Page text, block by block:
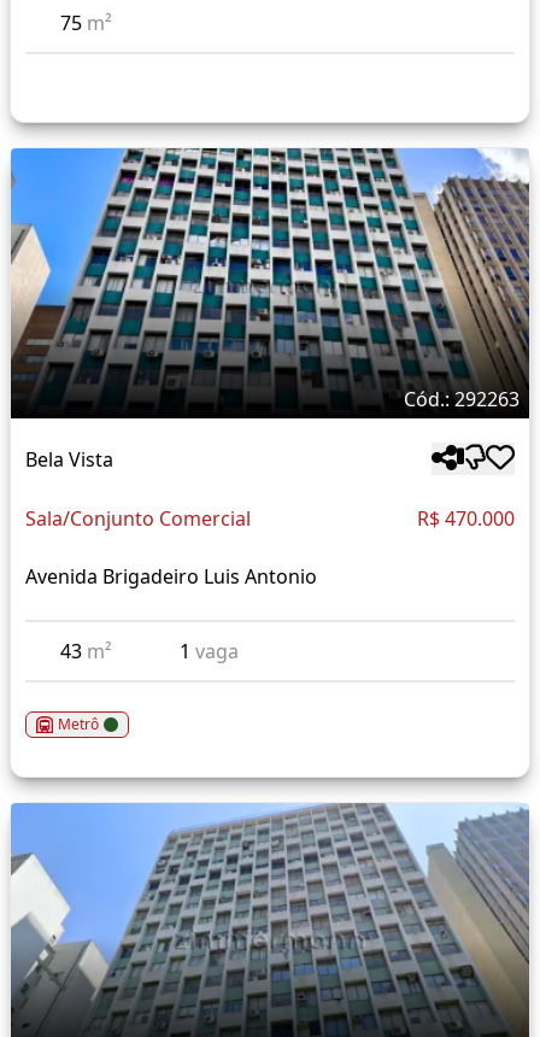
75 m²
Cód.: 292263
Bela Vista
Sala/Conjunto Comercial R$ 470.000
Avenida Brigadeiro Luis Antonio
43 m² 1 vaga
Metrô